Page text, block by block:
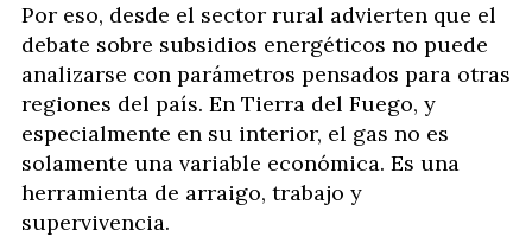
Por eso, desde el sector rural advierten que el
debate sobre subsidios energéticos no puede
analizarse con parámetros pensados para otras
regiones del país. En Tierra del Fuego, y
especialmente en su interior, el gas no es
solamente una variable económica. Es una
herramienta de arraigo, trabajo y
supervivencia.